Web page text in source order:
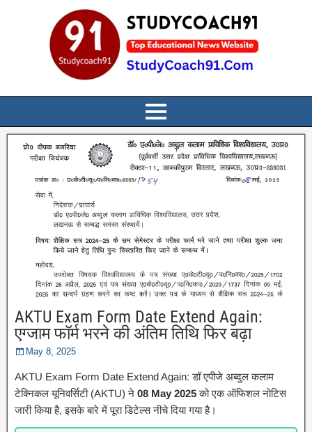
AKTU Exam Form Date Extend Again:
एग्जाम फॉर्म भरने की अंतिम तिथि फिर बढ़ा
May 8, 2025
AKTU Exam Form Date Extend Again: डॉ एपीजे अब्दुल कलाम
टेक्निकल यूनिवर्सिटी (AKTU) ने 08 May 2025को एक ऑफिशल नोटिस
जारी किया है, इसके बारे में पूरा डिटेल्स नीचे दिया गया है।